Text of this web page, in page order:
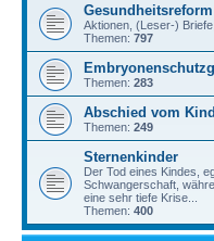
Aktionen, (Leser-)
Themen: 797
Themen: 283
Abschied vom
Themen: 249
Sternenkinder
Der Tod eines Kindes,
Schwangerschaft,
eine sehr tiefe Krise...
Themen: 400